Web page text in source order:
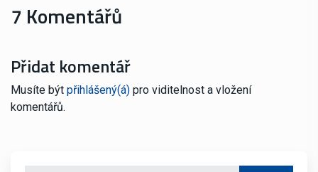
7 Komentářů
Přidat komentář
Musíte být přihlášený(á) pro viditelnost a vložení
komentářů.